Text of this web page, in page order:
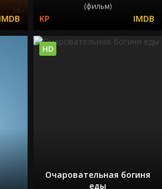
(фильм)
Очаровательная богиня
еды
HD